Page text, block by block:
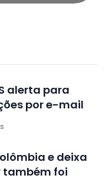
alerta para
por e-mail
e deixa
também foi